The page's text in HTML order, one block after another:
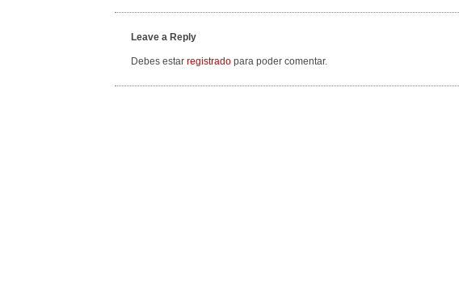
Leave a Reply
Debes estar registrado para poder comentar.